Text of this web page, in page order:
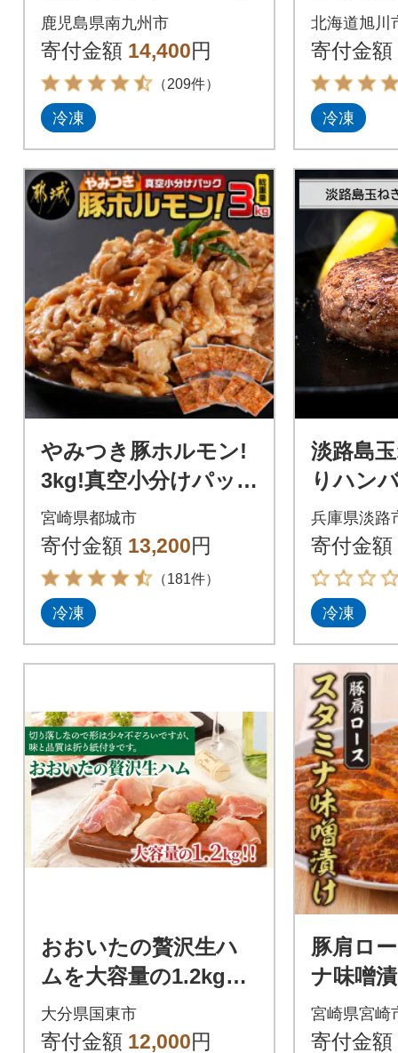
鹿児島県南九州市
寄付金額 14,400円
（209件）
冷凍
北海道旭川
寄付金額
冷凍
やみつき豚ホルモン!
3kg!真空小分けパッ
ク!
宮崎県都城市
寄付金額 13,200円
（181件）
冷凍
淡路島
りハン
個
兵庫県淡路
寄付金額
冷凍
おおいたの贅沢生ハ
ムを大容量の1.2kg_0
245N
大分県国東市
寄付金額 12,000円
豚肩ロ
ナ味噌
(宮崎市)
宮崎県宮崎
寄付金額